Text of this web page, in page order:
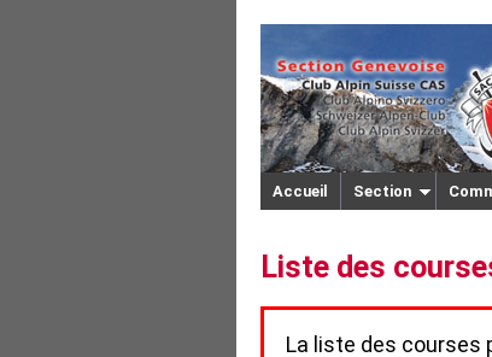
Accueil Section
Liste des
La liste des courses